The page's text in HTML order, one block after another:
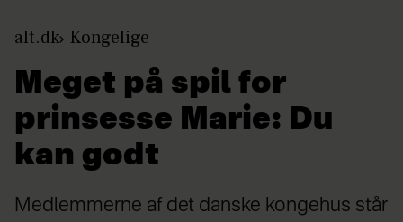
alt.dk Kongelige
Meget på spil for
prinsesse Marie: Du
kan godt
Medlemmerne af det danske kongehus står